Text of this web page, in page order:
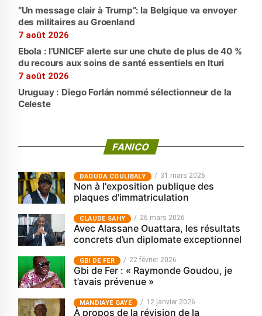
“Un message clair à Trump”: la Belgique va envoyer
des militaires au Groenland
7 août 2026
Ebola : l’UNICEF alerte sur une chute de plus de 40 %
du recours aux soins de santé essentiels en Ituri
7 août 2026
Uruguay : Diego Forlán nommé sélectionneur de la
Celeste
FANICO
‎DAOUDA COULIBALY 31 mars 2026
Non à l'exposition publique des
plaques d'immatriculation
CLAUDE SAHY 26 mars 2026
Avec Alassane Ouattara, les résultats
concrets d’un diplomate exceptionnel
GBI DE FER 22 février 2026
Gbi de Fer : « Raymonde Goudou, je
t’avais prévenue »
MANDIAYE GAYE 12 janvier 2026
À propos de la révision de la